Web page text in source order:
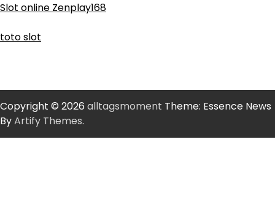
Slot online Zenplay168
toto slot
Copyright © 2026 alltagsmoment Theme: Essence News
ByArtify Themes.